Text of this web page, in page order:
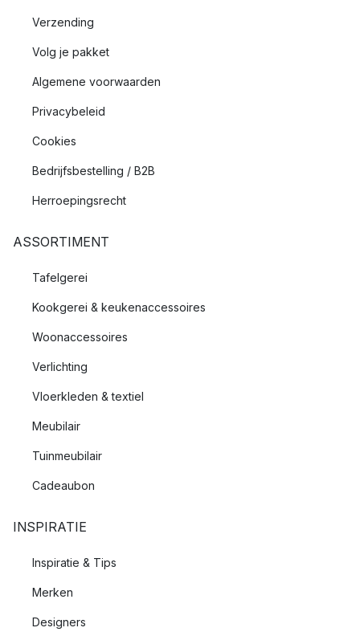
Verzending
Volg je pakket
Algemene voorwaarden
Privacybeleid
Cookies
Bedrijfsbestelling / B2B
Herroepingsrecht
ASSORTIMENT
Tafelgerei
Kookgerei & keukenaccessoires
Woonaccessoires
Verlichting
Vloerkleden & textiel
Meubilair
Tuinmeubilair
Cadeaubon
INSPIRATIE
Inspiratie & Tips
Merken
Designers